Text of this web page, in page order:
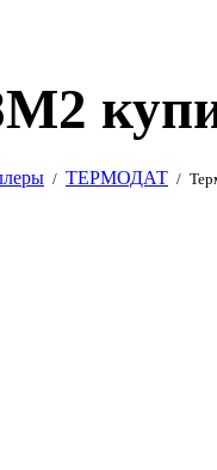
/ ТЕРМОДАТ /